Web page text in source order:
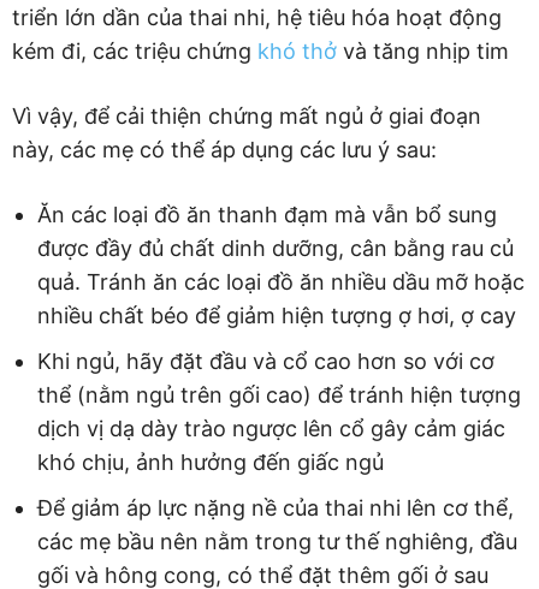
triển lớn dần của thai nhi, hệ tiêu hóa hoạt động
kém đi, các triệu chứng khó thở và tăng nhịp tim
Vì vậy, để cải thiện chứng mất ngủ ở giai đoạn
này, các mẹ có thể áp dụng các lưu ý sau:
Ăn các loại đồ ăn thanh đạm mà vẫn bổ sung
được đầy đủ chất dinh dưỡng, cân bằng rau củ
quả. Tránh ăn các loại đồ ăn nhiều dầu mỡ hoặc
nhiều chất béo để giảm hiện tượng ợ hơi, ợ cay
Khi ngủ, hãy đặt đầu và cổ cao hơn so với cơ
thể (nằm ngủ trên gối cao) để tránh hiện tượng
dịch vị dạ dày trào ngược lên cổ gây cảm giác
khó chịu, ảnh hưởng đến giấc ngủ
Để giảm áp lực nặng nề của thai nhi lên cơ thể,
các mẹ bầu nên nằm trong tư thế nghiêng, đầu
gối và hông cong, có thể đặt thêm gối ở sau